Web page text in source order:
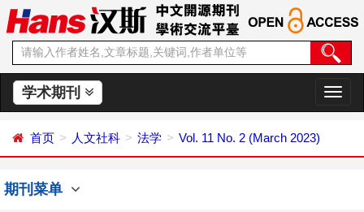
学术期刊
切
换
首页 人文社科 法学 Vol. 11 No. 2 (March 2023)
期刊菜单